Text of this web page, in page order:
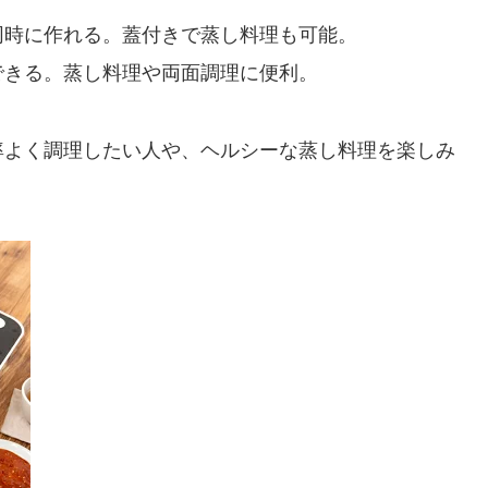
に作れる。蓋付きで蒸し料理も可能。
る。蒸し料理や両面調理に便利。
く調理したい人や、ヘルシーな蒸し料理を楽しみ